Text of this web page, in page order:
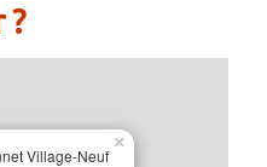
?
Village-Neuf
×